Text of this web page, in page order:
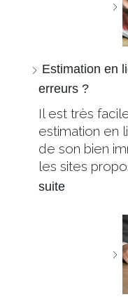
Estimation en
erreurs ?
Il est très
estimation en
de son bien
les sites
suite